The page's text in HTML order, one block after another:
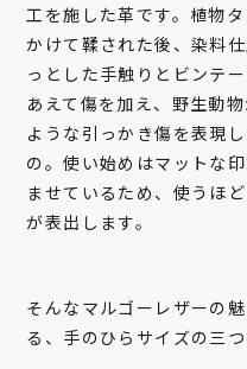
工を施した革です。植物
かけて鞣された後、染料
っとした手触りとビンテ
あえて傷を加え、野生動
ような引っかき傷を表現
の。使い始めはマットな
ませているため、使うほ
が表出します。
そんなマルゴーレザーの
る、手のひらサイズの三